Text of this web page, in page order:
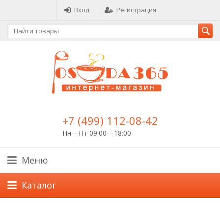
Вход Регистрация
+7 (499) 112-08-42
Пн—Пт 09:00—18:00
Меню
Каталог